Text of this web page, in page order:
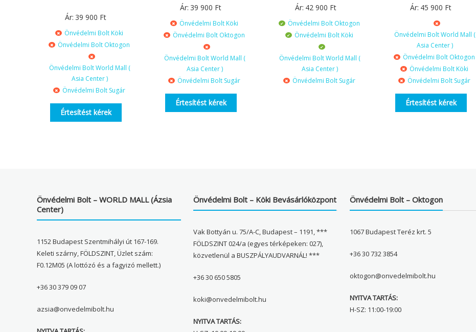
Ár: 39 900 Ft
Önvédelmi Bolt Köki
Önvédelmi Bolt Oktogon
Önvédelmi Bolt World Mall (
Asia Center )
Önvédelmi Bolt Sugár
Értesítést kérek
Ár: 39 900 Ft
Önvédelmi Bolt Köki
Önvédelmi Bolt Oktogon
Önvédelmi Bolt World Mall (
Asia Center )
Önvédelmi Bolt Sugár
Értesítést kérek
Ár: 42 900 Ft
Önvédelmi Bolt Oktogon
Önvédelmi Bolt Köki
Önvédelmi Bolt World Mall (
Asia Center )
Önvédelmi Bolt Sugár
Ár: 45 900 Ft
Önvédelmi Bolt World Mall (
Asia Center )
Önvédelmi Bolt Oktogon
Önvédelmi Bolt Köki
Önvédelmi Bolt Sugár
Értesítést kérek
Önvédelmi Bolt – WORLD MALL (Ázsia
Center)
1152 Budapest Szentmihályi út 167-169.
Keleti szárny, FÖLDSZINT, Üzlet szám:
F0.12M05 (A lottózó és a fagyizó mellett.)
+36 30 379 09 07
azsia@onvedelmibolt.hu
Önvédelmi Bolt – Köki Bevásárlóközpont
Vak Bottyán u. 75/A-C, Budapest – 1191, ***
FÖLDSZINT 024/a (egyes térképeken: 027),
közvetlenül a BUSZPÁLYAUDVARNÁL! ***
+36 30 650 5805
koki@onvedelmibolt.hu
NYITVA TARTÁS:
Önvédelmi Bolt – Oktogon
1067 Budapest Teréz krt. 5
+36 30 732 3854
oktogon@onvedelmibolt.hu
NYITVA TARTÁS:
H-SZ: 11:00-19:00